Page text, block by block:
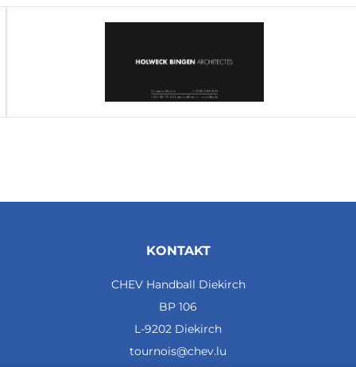
KONTAKT
CHEV Handball Diekirch
BP 106
L-9202 Diekirch
tournois@chev.lu